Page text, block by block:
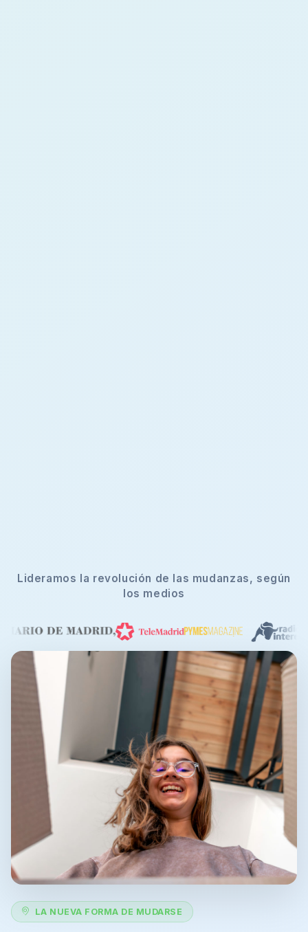
Lideramos la revolución de las mudanzas, según
los medios
LA NUEVA FORMA DE MUDARSE